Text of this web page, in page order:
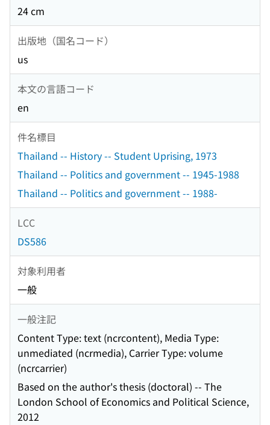
24 cm
出版地（国名コード）
us
本文の言語コード
en
件名標目
Thailand -- History -- Student Uprising, 1973
Thailand -- Politics and government -- 1945-1988
Thailand -- Politics and government -- 1988-
LCC
DS586
対象利用者
一般
一般注記
Content Type: text (ncrcontent), Media Type:
unmediated (ncrmedia), Carrier Type: volume
(ncrcarrier)
Based on the author's thesis (doctoral) -- The
London School of Economics and Political Science,
2012